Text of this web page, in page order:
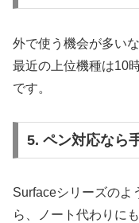
外で使う機会が多い
最近の上位機種は10
です。
5. ペン対応なら
Surfaceシリーズのよ
ら、ノート代わりに